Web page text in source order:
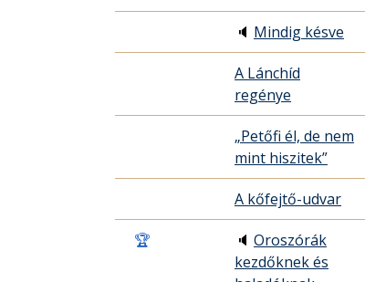
🔈 Mindig késve
A Lánchíd
regénye
„Petőfi él, de nem
mint hiszitek”
A kőfejtő-udvar
🏆 🔈 Oroszórák
kezdőknek és